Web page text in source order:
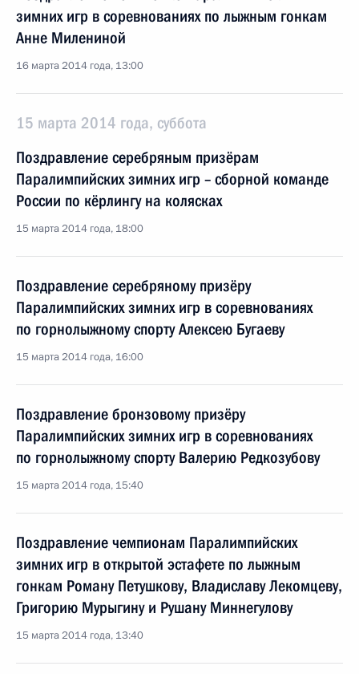
зимних игр в соревнованиях по лыжным гонкам
Анне Милениной
16 марта 2014 года, 13:00
15 марта 2014 года, суббота
Поздравление серебряным призёрам
Паралимпийских зимних игр – сборной команде
России по кёрлингу на колясках
15 марта 2014 года, 18:00
Поздравление серебряному призёру
Паралимпийских зимних игр в соревнованиях
по горнолыжному спорту Алексею Бугаеву
15 марта 2014 года, 16:00
Поздравление бронзовому призёру
Паралимпийских зимних игр в соревнованиях
по горнолыжному спорту Валерию Редкозубову
15 марта 2014 года, 15:40
Поздравление чемпионам Паралимпийских
зимних игр в открытой эстафете по лыжным
гонкам Роману Петушкову, Владиславу Лекомцеву,
Григорию Мурыгину и Рушану Миннегулову
15 марта 2014 года, 13:40